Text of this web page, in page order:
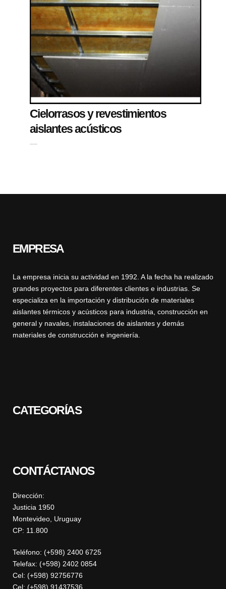
Cielorrasos y revestimientos
aislantes acústicos
EMPRESA
La empresa inicia su actividad en 1992. A la fecha ha realizado
grandes proyectos para diferentes clientes e industrias. Se
especializa en la importación y distribución de materiales
aislantes térmicos y acústicos para industria, construcción en
general y navales, instalaciones de aislantes y demás
materiales de construcción e ingeniería.
CATEGORÍAS
CONTÁCTANOS
Dirección:
Justicia 1950
Montevideo, Uruguay
CP: 11.800
Teléfono: (+598) 2400 6725
Telefax: (+598) 2402 0854
Cel: (+598) 92756776
Cel: (+598) 91437536